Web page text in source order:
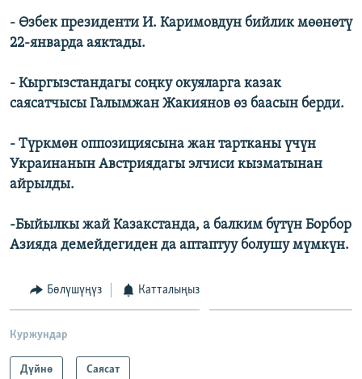
ЭЖЕ-СИҢДИЛЕР
ЫҢГАЙСЫЗ СУРООЛОР
ОНЛАЙН ШЕРИНЕ
ЭЕ/АРнун бардык сайттары
- Өзбек президенти И. Каримовдун бийлик мөөнөтү
22-январда аяктады.
- Кыргызстандагы соңку окуяларга казак
саясатчысы Галымжан Жакиянов өз баасын берди.
- Түркмөн оппозициясына жан тартканы үчүн
Украинанын Австриядагы элчиси кызматынан
айрылды.
-Быйылкы жай Казакстанда, а балким бүтүн Борбор
Азияда демейдегиден да аптаптуу болушу мүмкүн.
Бөлүшүңүз Катталыңыз
Куржундар
Дүйнө Саясат